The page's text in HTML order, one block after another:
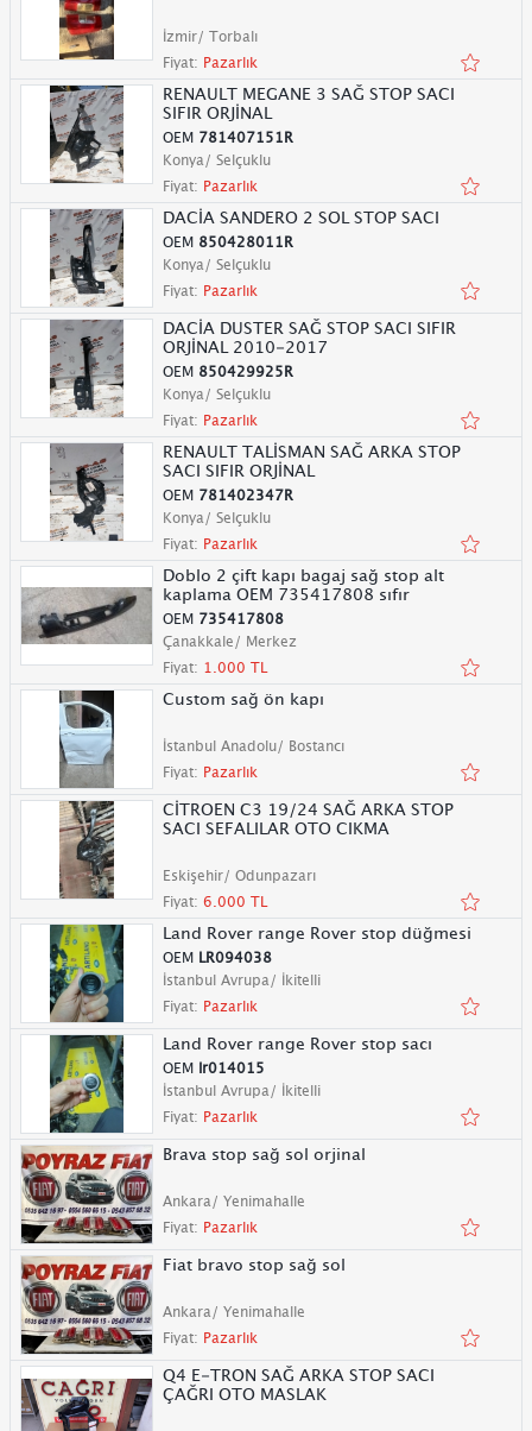
İzmir/ Torbalı
Fiyat: Pazarlık
RENAULT MEGANE 3 SAĞ STOP SACI
SIFIR ORJİNAL
OEM 781407151R
Konya/ Selçuklu
Fiyat: Pazarlık
DACİA SANDERO 2 SOL STOP SACI
OEM 850428011R
Konya/ Selçuklu
Fiyat: Pazarlık
DACİA DUSTER SAĞ STOP SACI SIFIR
ORJİNAL 2010-2017
OEM 850429925R
Konya/ Selçuklu
Fiyat: Pazarlık
RENAULT TALİSMAN SAĞ ARKA STOP
SACI SIFIR ORJİNAL
OEM 781402347R
Konya/ Selçuklu
Fiyat: Pazarlık
Doblo 2 çift kapı bagaj sağ stop alt
kaplama OEM 735417808 sıfır
OEM 735417808
Çanakkale/ Merkez
Fiyat: 1.000 TL
Custom sağ ön kapı
İstanbul Anadolu/ Bostancı
Fiyat: Pazarlık
CİTROEN C3 19/24 SAĞ ARKA STOP
SACI SEFALILAR OTO CIKMA
Eskişehir/ Odunpazarı
Fiyat: 6.000 TL
Land Rover range Rover stop düğmesi
OEM LR094038
İstanbul Avrupa/ İkitelli
Fiyat: Pazarlık
Land Rover range Rover stop sacı
OEM lr014015
İstanbul Avrupa/ İkitelli
Fiyat: Pazarlık
Brava stop sağ sol orjinal
Ankara/ Yenimahalle
Fiyat: Pazarlık
Fiat bravo stop sağ sol
Ankara/ Yenimahalle
Fiyat: Pazarlık
Q4 E-TRON SAĞ ARKA STOP SACI
ÇAĞRI OTO MASLAK